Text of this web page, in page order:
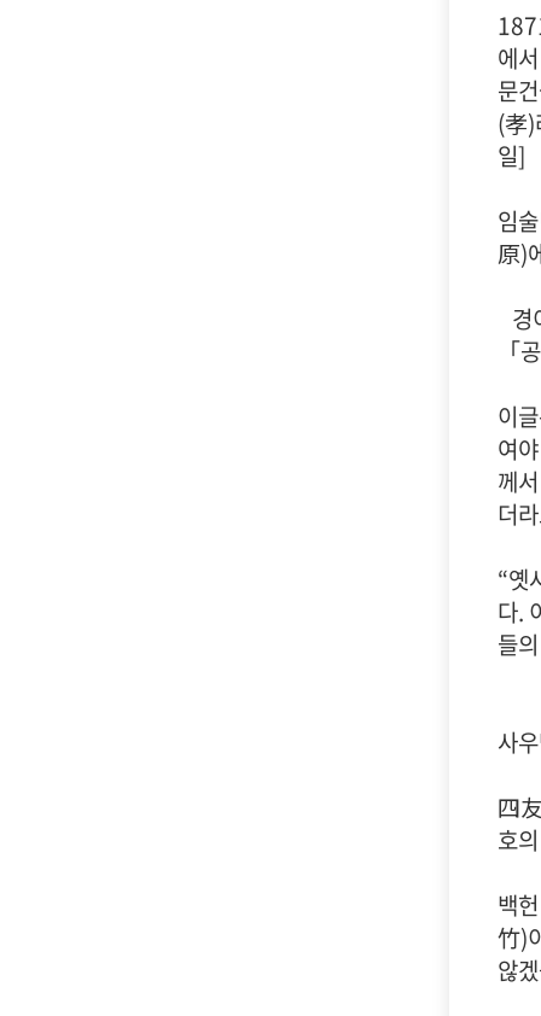
에
문
(孝)
일]
임
原)
경
「
이
여
께
더
“옛
다.
들
사
四
호
백
竹)
않